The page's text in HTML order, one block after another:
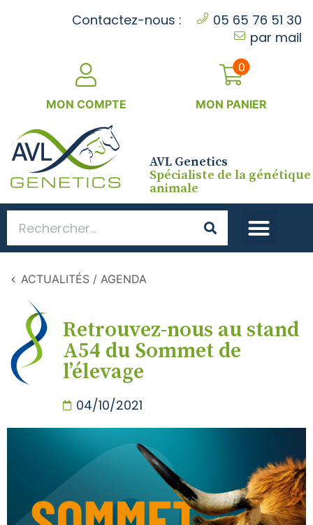
AVL Genetics
Spécialiste de la génétique
animale
Contactez-nous :
05 65 76 51 30
par mail
MON COMPTE MON PANIER
0
ACTUALITÉS / AGENDA
Retrouvez-nous au stand
A54 du Sommet de
l’élevage
04/10/2021